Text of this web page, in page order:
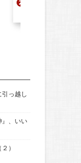
っ越し
』、いい
）